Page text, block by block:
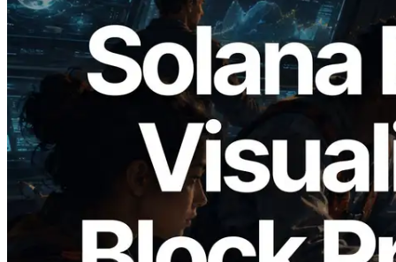
2026.05.24
Validators Solutions veröffentlicht Solana
Block Analyzer – Visualisierung der
Blockproduktionszeit pro Slot und der
zugewiesenen Validatoren
Lesen Sie diesen Artikel